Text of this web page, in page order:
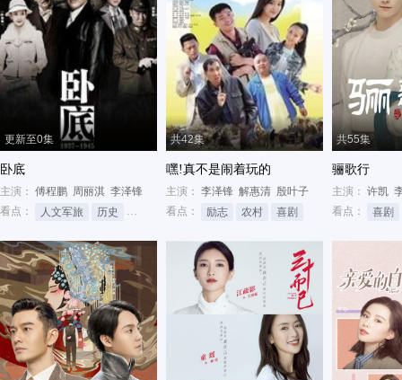
更新至0集
卧底
主演： 傅程鹏 周丽淇 李泽锋
看点：
人文军旅 历史 战争
共42集
嘿!真不是闹着玩的
主演： 李泽锋 解惠清 殷叶子
看点：
励志 农村 喜剧
共55集
骊歌行
主演： 许凯
看点：
喜剧